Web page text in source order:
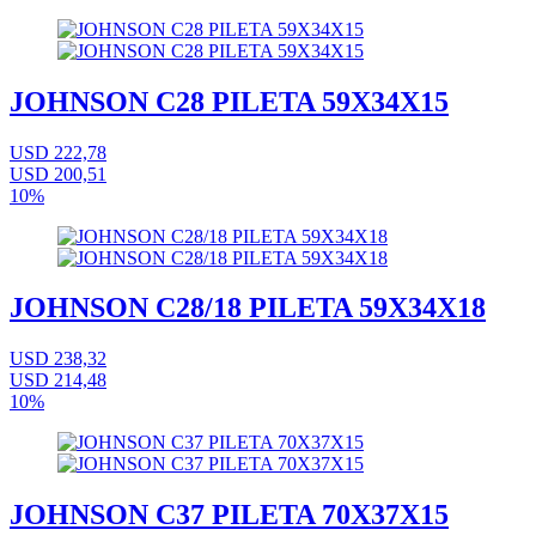
JOHNSON C28 PILETA 59X34X15
USD 222,78
USD 200,51
10%
JOHNSON C28/18 PILETA 59X34X18
USD 238,32
USD 214,48
10%
JOHNSON C37 PILETA 70X37X15